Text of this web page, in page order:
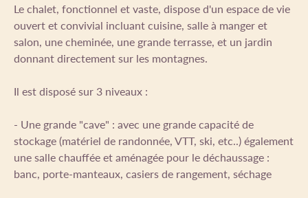
Le chalet, fonctionnel et vaste, dispose d'un espace de vie
ouvert et convivial incluant cuisine, salle à manger et
salon, une cheminée, une grande terrasse, et un jardin
donnant directement sur les montagnes.
Il est disposé sur 3 niveaux :
- Une grande "cave" : avec une grande capacité de
stockage (matériel de randonnée, VTT, ski, etc..) également
une salle chauffée et aménagée pour le déchaussage :
banc, porte-manteaux, casiers de rangement, séchage